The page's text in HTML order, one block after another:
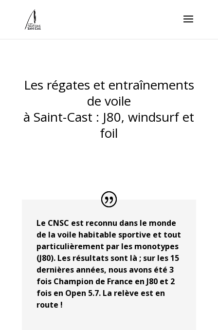
Les régates et entraînements
de voile
à Saint-Cast : J80, windsurf et
foil
Le CNSC est reconnu dans le monde
de la voile habitable sportive et tout
particulièrement par les monotypes
(J80). Les résultats sont là ; sur les 15
dernières années, nous avons été 3
fois Champion de France en J80 et 2
fois en Open 5.7. La relève est en
route !